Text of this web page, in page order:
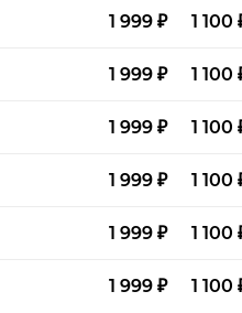
1 999 ₽ 1 100
1 999 ₽ 1 100
1 999 ₽ 1 100
1 999 ₽ 1 100
1 999 ₽ 1 100
1 999 ₽ 1 100